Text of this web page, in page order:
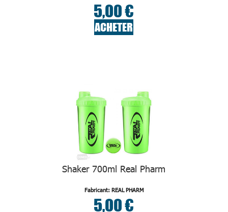
5,00 €
ACHETER
Shaker 700ml Real Pharm
Fabricant: REAL PHARM
5,00 €